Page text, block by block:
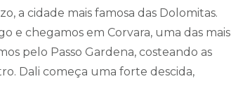
a cidade mais famosa das Dolomitas.
e chegamos em Corvara, uma das mais
pelo Passo Gardena, costeando as
Dali começa uma forte descida,